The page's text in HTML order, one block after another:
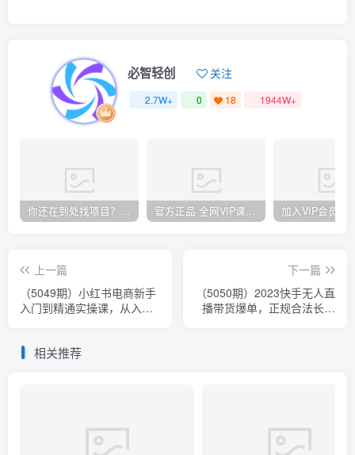
必智轻创 关注
2.7W+ 0 18 1944W+
你还在到处找项目？还在当韭菜？我却靠卖项目一个月赚5万，曾经我也和你一样懵懂。 官方正品 全网VIP课程 无损下载~
上一篇
（5049期）小红书电商新手
入门到精通实操课，从入门
下一篇
（5050期）2023快手无人直
播带货爆单，正规合法长期
相关推荐